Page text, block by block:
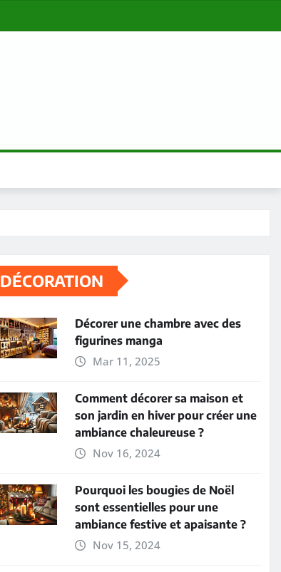
DÉCORATION
Décorer une chambre avec des
figurines manga
Mar 11, 2025
Comment décorer sa maison et
son jardin en hiver pour créer une
ambiance chaleureuse ?
Nov 16, 2024
Pourquoi les bougies de Noël
sont essentielles pour une
ambiance festive et apaisante ?
Nov 15, 2024